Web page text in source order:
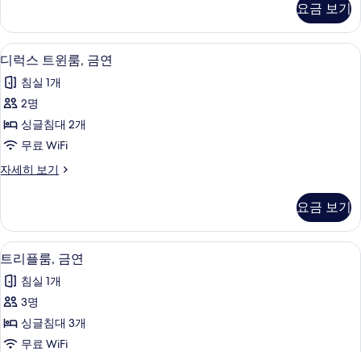
두
보
기
연
자
세
히
보
기
요금 보기
디
럭
스
트
윈
금
사
진
모
두
보
기
디럭스 트윈룸, 금연 | 객실 내 금고, 다
3
디럭스 트윈룸, 금연
침실 1개
2명
싱글침대 2개
무료 WiFi
자세히 보기
디
윈
룸,
금
자
세
보
기
요금 보기
트
리
플
룸,
금
트리플룸, 금연 | 객실 내 금고, 다리미/
5
트리플룸, 금연
침실 1개
3명
싱글침대 3개
무료 WiFi